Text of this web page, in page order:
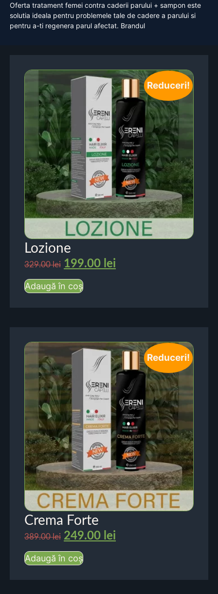
Oferta tratament femei contra caderii parului + sampon este
solutia ideala pentru problemele tale de cadere a parului si
pentru a-ti regenera parul afectat. Brandul
Reduceri!
Lozione
329.00lei 199.00 lei
Adaugă în coș
Reduceri!
Crema Forte
389.00lei 249.00 lei
Adaugă în coș